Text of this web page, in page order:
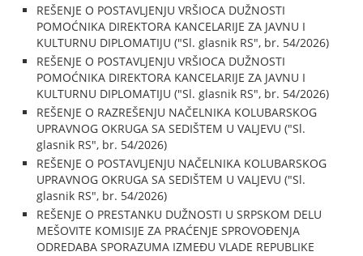
REŠENJE O POSTAVLJENJU VRŠIOCA DUŽNOSTI
POMOĆNIKA DIREKTORA KANCELARIJE ZA JAVNU I
KULTURNU DIPLOMATIJU ("Sl. glasnik RS", br. 54/2026)
REŠENJE O POSTAVLJENJU VRŠIOCA DUŽNOSTI
POMOĆNIKA DIREKTORA KANCELARIJE ZA JAVNU I
KULTURNU DIPLOMATIJU ("Sl. glasnik RS", br. 54/2026)
REŠENJE O RAZREŠENJU NAČELNIKA KOLUBARSKOG
UPRAVNOG OKRUGA SA SEDIŠTEM U VALJEVU ("Sl.
glasnik RS", br. 54/2026)
REŠENJE O POSTAVLJENJU NAČELNIKA KOLUBARSKOG
UPRAVNOG OKRUGA SA SEDIŠTEM U VALJEVU ("Sl.
glasnik RS", br. 54/2026)
REŠENJE O PRESTANKU DUŽNOSTI U SRPSKOM DELU
MEŠOVITE KOMISIJE ZA PRAĆENJE SPROVOĐENJA
ODREDABA SPORAZUMA IZMEĐU VLADE REPUBLIKE